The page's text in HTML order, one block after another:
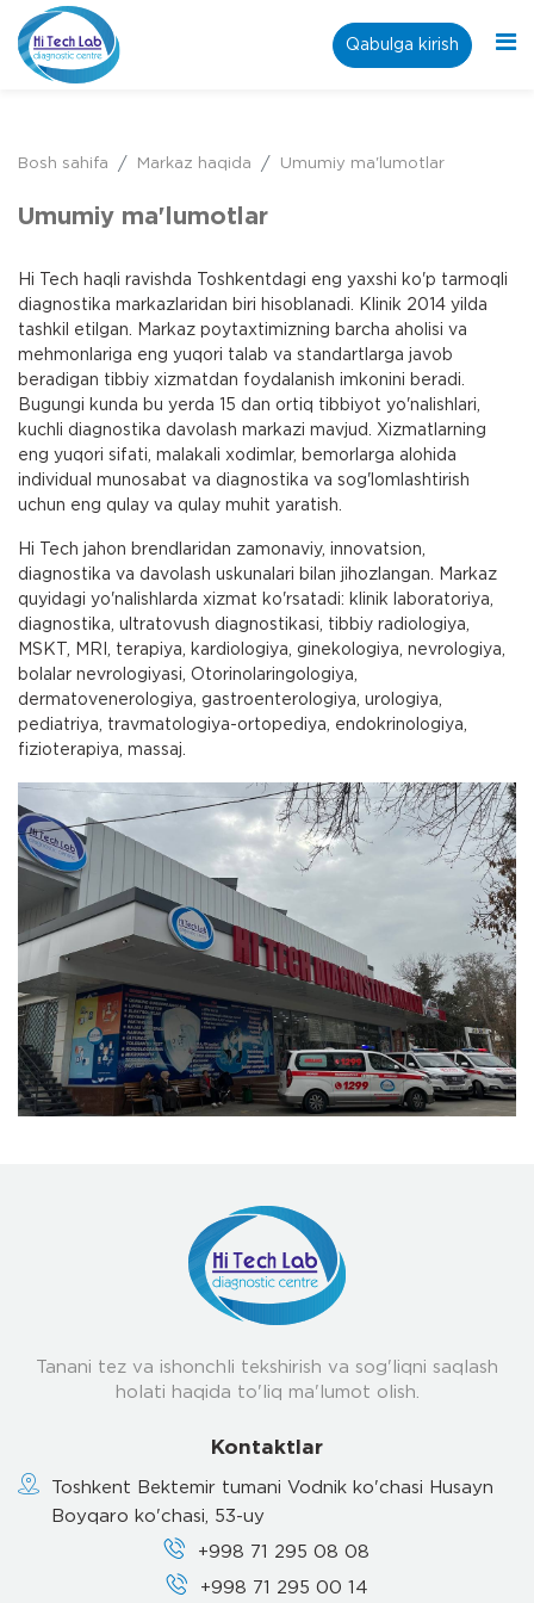
Qabulga kirish
Bosh sahifa Markaz haqida Umumiy ma'lumotlar
Umumiy ma'lumotlar
Hi Tech haqli ravishda Toshkentdagi eng yaxshi ko'p tarmoqli
diagnostika markazlaridan biri hisoblanadi. Klinik 2014 yilda
tashkil etilgan. Markaz poytaxtimizning barcha aholisi va
mehmonlariga eng yuqori talab va standartlarga javob
beradigan tibbiy xizmatdan foydalanish imkonini beradi.
Bugungi kunda bu yerda 15 dan ortiq tibbiyot yo'nalishlari,
kuchli diagnostika davolash markazi mavjud. Xizmatlarning
eng yuqori sifati, malakali xodimlar, bemorlarga alohida
individual munosabat va diagnostika va sog'lomlashtirish
uchun eng qulay va qulay muhit yaratish.
Hi Tech jahon brendlaridan zamonaviy, innovatsion,
diagnostika va davolash uskunalari bilan jihozlangan. Markaz
quyidagi yo'nalishlarda xizmat ko'rsatadi: klinik laboratoriya,
diagnostika, ultratovush diagnostikasi, tibbiy radiologiya,
MSKT, MRI, terapiya, kardiologiya, ginekologiya, nevrologiya,
bolalar nevrologiyasi, Otorinolaringologiya,
dermatovenerologiya, gastroenterologiya, urologiya,
pediatriya, travmatologiya-ortopediya, endokrinologiya,
fizioterapiya, massaj.
Tanani tez va ishonchli tekshirish va sog'liqni saqlash
holati haqida to'liq ma'lumot olish.
Kontaktlar
Toshkent Bektemir tumani Vodnik ko'chasi Husayn
Boyqaro ko'chasi, 53-uy
+998 71 295 08 08
+998 71 295 00 14